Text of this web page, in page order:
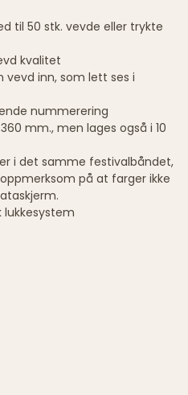
til 50 stk. vevde eller trykte
kvalitet
vevd inn, som lett ses i
nummerering
mm., men lages også i 10
i det samme festivalbåndet,
på at farger ikke
lukkesystem